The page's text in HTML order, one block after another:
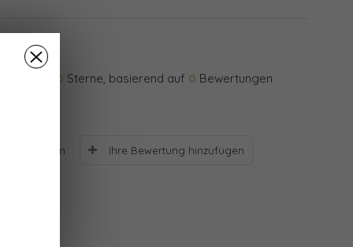
0 Sterne, basierend auf 0 Bewertungen
Bewertungen Ihre Bewertung hinzufügen